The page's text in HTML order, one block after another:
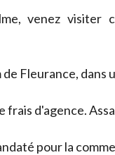
venez visiter
Fleurance, dans
frais d'agence.
pour la